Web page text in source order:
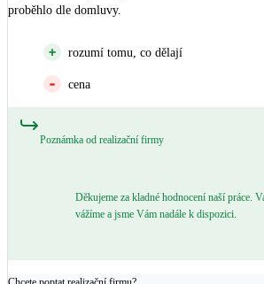
proběhlo dle domluvy.
rozumí tomu, co dělají
cena
Poznámka od realizační firmy
Děkujeme za kladné hodnocení naší práce.
vážíme a jsme Vám nadále k dispozici.